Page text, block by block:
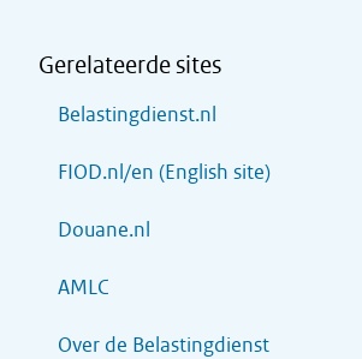
Gerelateerde sites
Belastingdienst.nl
FIOD.nl/en (English site)
Douane.nl
AMLC
Over de Belastingdienst